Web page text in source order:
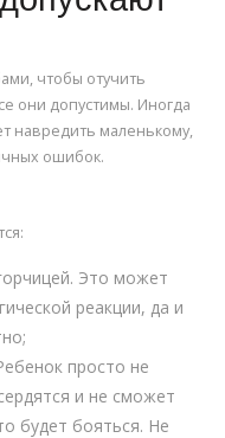
чтобы отучить
они допустимы. Иногда
навредить маленькому,
ошибок.
Это может
реакции, да и
просто не
и не сможет
будет бояться. Не